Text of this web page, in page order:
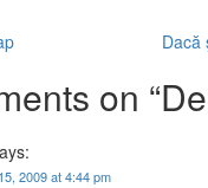
Dacă
on “
2009 at 4:44 pm